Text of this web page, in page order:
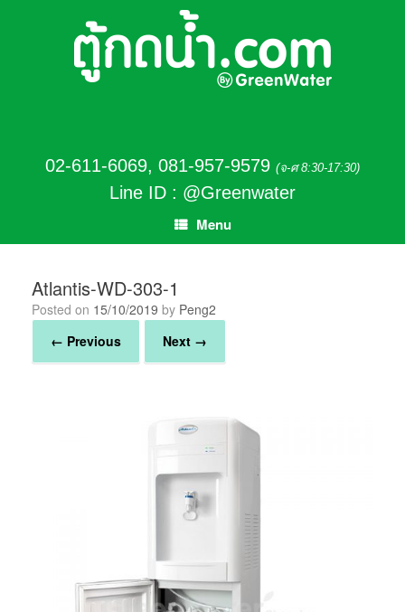
02-611-6069, 081-957-9579 (จ-ศ 8:30-17:30)
Line ID : @Greenwater
Menu
Atlantis-WD-303-1
Posted on 15/10/2019 by Peng2
← Previous
Next →